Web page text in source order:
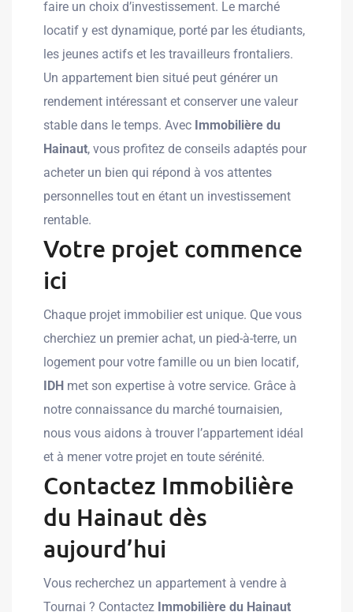
faire un choix d’investissement. Le marché
locatif y est dynamique, porté par les étudiants,
les jeunes actifs et les travailleurs frontaliers.
Un appartement bien situé peut générer un
rendement intéressant et conserver une valeur
stable dans le temps. Avec Immobilière du
Hainaut, vous profitez de conseils adaptés pour
acheter un bien qui répond à vos attentes
personnelles tout en étant un investissement
rentable.
Votre projet commence
ici
Chaque projet immobilier est unique. Que vous
cherchiez un premier achat, un pied-à-terre, un
logement pour votre famille ou un bien locatif,
IDH met son expertise à votre service. Grâce à
notre connaissance du marché tournaisien,
nous vous aidons à trouver l’appartement idéal
et à mener votre projet en toute sérénité.
Contactez Immobilière
du Hainaut dès
aujourd’hui
Vous recherchez un appartement à vendre à
Tournai ? Contactez Immobilière du Hainaut